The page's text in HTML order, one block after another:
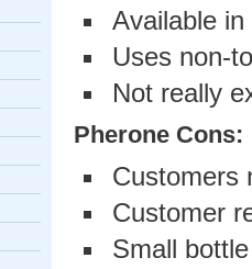
Available
Uses non-
Not really
Pherone Cons:
Customers
Customer
Small